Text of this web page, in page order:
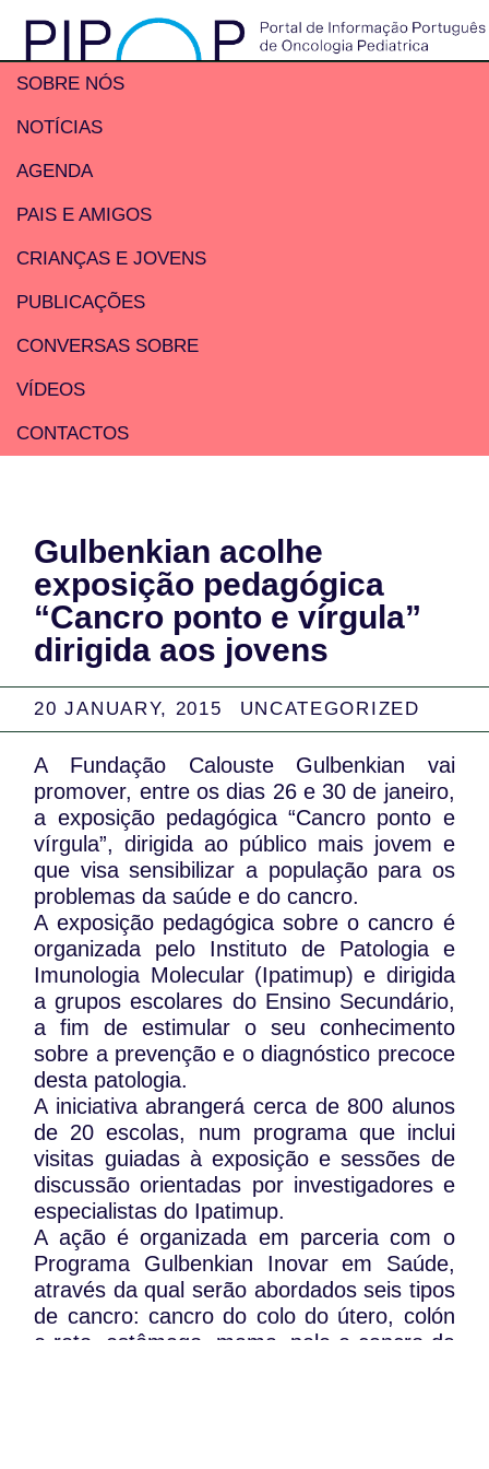
SOBRE NÓS
NOTÍCIAS
AGENDA
PAIS E AMIGOS
CRIANÇAS E JOVENS
PUBLICAÇÕES
CONVERSAS SOBRE
VÍDEOS
CONTACTOS
Gulbenkian acolhe
exposição pedagógica
“Cancro ponto e vírgula”
dirigida aos jovens
20 JANUARY, 2015 UNCATEGORIZED
A Fundação Calouste Gulbenkian vai
promover, entre os dias 26 e 30 de janeiro,
a exposição pedagógica “Cancro ponto e
vírgula”, dirigida ao público mais jovem e
que visa sensibilizar a população para os
problemas da saúde e do cancro.
A exposição pedagógica sobre o cancro é
organizada pelo Instituto de Patologia e
Imunologia Molecular (Ipatimup) e dirigida
a grupos escolares do Ensino Secundário,
a fim de estimular o seu conhecimento
sobre a prevenção e o diagnóstico precoce
desta patologia.
A iniciativa abrangerá cerca de 800 alunos
de 20 escolas, num programa que inclui
visitas guiadas à exposição e sessões de
discussão orientadas por investigadores e
especialistas do Ipatimup.
A ação é organizada em parceria com o
Programa Gulbenkian Inovar em Saúde,
através da qual serão abordados seis tipos
de cancro: cancro do colo do útero, colón
e reto, estômago, mama, pele e cancro da